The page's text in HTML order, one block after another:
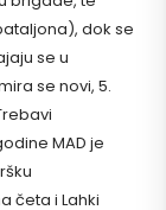
dok se
se u
se novi, 5.
MAD je
četa i Lahki